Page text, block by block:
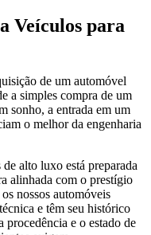
Veículos para
de um automóvel
a simples compra de um
sonho, a entrada em um
o melhor da engenharia
alto luxo está preparada
alinhada com o prestígio
nossos automóveis
e têm seu histórico
e o estado de